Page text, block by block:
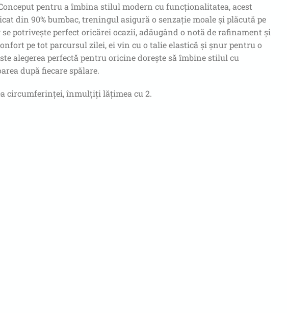
pentru a îmbina stilul modern cu funcționalitatea, acest
din 90% bumbac, treningul asigură o senzație moale și plăcută pe
potrivește perfect oricărei ocazii, adăugând o notă de rafinament și
pe tot parcursul zilei, ei vin cu o talie elastică și șnur pentru o
alegerea perfectă pentru oricine dorește să îmbine stilul cu
după fiecare spălare.
circumferinței, înmulțiți lățimea cu 2.